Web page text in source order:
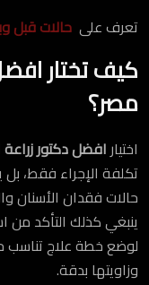
تعرف على حالات قبل
كيف تختار
مصر؟
اختيارافضل دكتور
تكلفة الإجراء فقط،
حالات فقدان الأسنان
ينبغي كذلك التأكد من
لوضع خطة علاج تناسب
وزاويتها بدقة.